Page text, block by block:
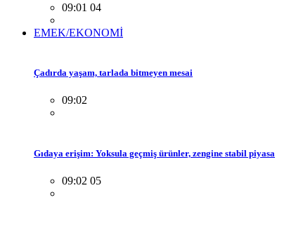
09:01 04
EMEK/EKONOMİ
Çadırda yaşam, tarlada bitmeyen mesai
09:02
Gıdaya erişim: Yoksula geçmiş ürünler, zengine stabil piyasa
09:02 05